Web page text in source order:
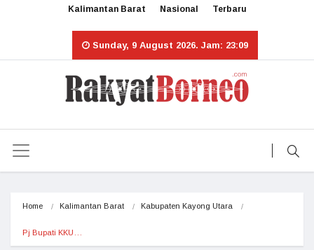
Kalimantan Barat Nasional Terbaru
Sunday, 9 August 2026. Jam: 23:09
Home Kalimantan Barat Kabupaten Kayong Utara
Pj Bupati KKU…